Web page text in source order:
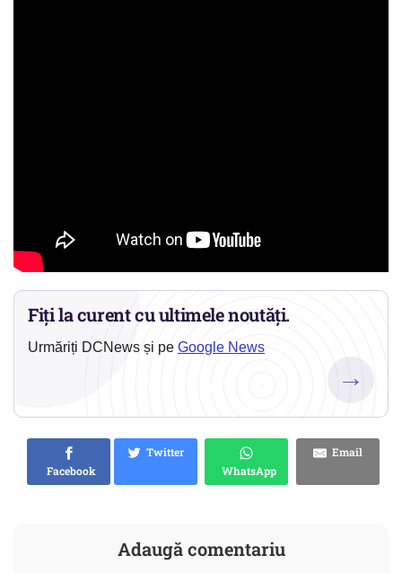
Fiți la curent cu ultimele noutăți.
Urmăriți DCNews și pe Google News
→
Facebook
Twitter
WhatsApp
Email
Adaugă comentariu